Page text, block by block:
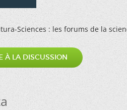
Sciences : les forums de la
À LA DISCUSSION